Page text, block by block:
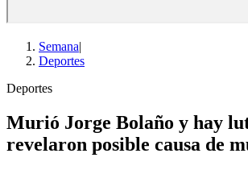
Semana|
Deportes
Deportes
Murió Jorge Bolaño y hay
revelaron posible causa de